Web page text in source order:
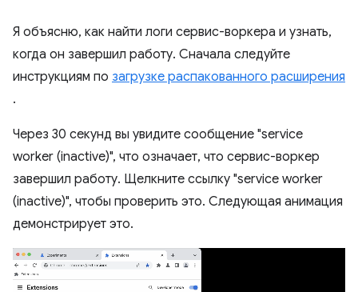
Я объясню, как найти логи сервис-воркера и узнать,
когда он завершил работу. Сначала следуйте
инструкциям по загрузке распакованного расширения
.
Через 30 секунд вы увидите сообщение "service
worker (inactive)", что означает, что сервис-воркер
завершил работу. Щелкните ссылку "service worker
(inactive)", чтобы проверить это. Следующая анимация
демонстрирует это.